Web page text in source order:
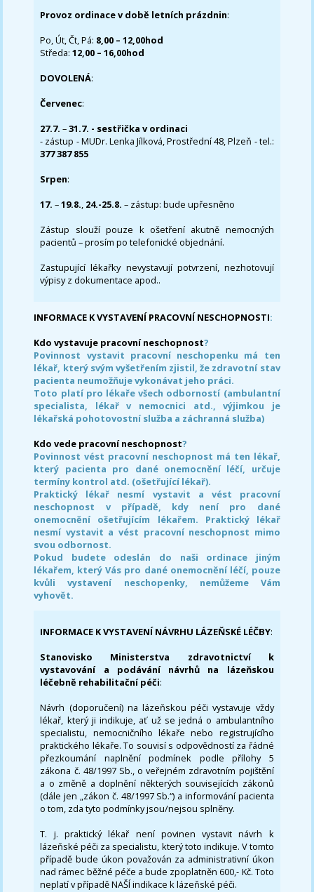
Provoz ordinace v době letních prázdnin:
Po, Út, Čt, Pá: 8,00 – 12,00hod
Středa:12,00 – 16,00hod
DOVOLENÁ:
Červenec:
27.7.–31.7. - sestřička v ordinaci
- zástup - MUDr. Lenka Jílková, Prostřední 48, Plzeň - tel.:
377 387 855
Srpen:
17. –19.8., 24.-25.8. – zástup: bude upřesněno
Zástup slouží pouze k ošetření akutně nemocných
pacientů – prosím po telefonické objednání.
Zastupující lékařky nevystavují potvrzení, nezhotovují
výpisy z dokumentace apod..
INFORMACE K VYSTAVENÍ PRACOVNÍ NESCHOPNOSTI:
Kdo vystavuje pracovní neschopnost?
Povinnost vystavit pracovní neschopenku má ten
lékař, který svým vyšetřením zjistil, že zdravotní stav
pacienta neumožňuje vykonávat jeho práci.
Toto platí pro lékaře všech odborností (ambulantní
specialista, lékař v nemocnici atd., výjimkou je
lékařská pohotovostní služba a záchranná služba)
Kdo vede pracovní neschopnost?
Povinnost vést pracovní neschopnost má ten lékař,
který pacienta pro dané onemocnění léčí, určuje
termíny kontrol atd. (ošetřující lékař).
Praktický lékař nesmí vystavit a vést pracovní
neschopnost v případě, kdy není pro dané
onemocnění ošetřujícím lékařem. Praktický lékař
nesmí vystavit a vést pracovní neschopnost mimo
svou odbornost.
Pokud budete odeslán do naši ordinace jiným
lékařem, který Vás pro dané onemocnění léčí, pouze
kvůli vystavení neschopenky, nemůžeme Vám
vyhovět.
INFORMACE K VYSTAVENÍ NÁVRHU LÁZEŇSKÉ LÉČBY:
Stanovisko Ministerstva zdravotnictví k
vystavování a podávání návrhů na lázeňskou
léčebně rehabilitační péči:
Návrh (doporučení) na lázeňskou péči vystavuje vždy
lékař, který ji indikuje, ať už se jedná o ambulantního
specialistu, nemocničního lékaře nebo registrujícího
praktického lékaře. To souvisí s odpovědností za řádné
přezkoumání naplnění podmínek podle přílohy 5
zákona č. 48/1997 Sb., o veřejném zdravotním pojištění
a o změně a doplnění některých souvisejících zákonů
(dále jen „zákon č. 48/1997 Sb.“) a informování pacienta
o tom, zda tyto podmínky jsou/nejsou splněny.
T. j. praktický lékař není povinen vystavit návrh k
lázeňské péči za specialistu, který toto indikuje. V tomto
případě bude úkon považován za administrativní úkon
nad rámec běžné péče a bude zpoplatněn 600,- Kč. Toto
neplatí v případě NAŠÍ indikace k lázeňské péči.